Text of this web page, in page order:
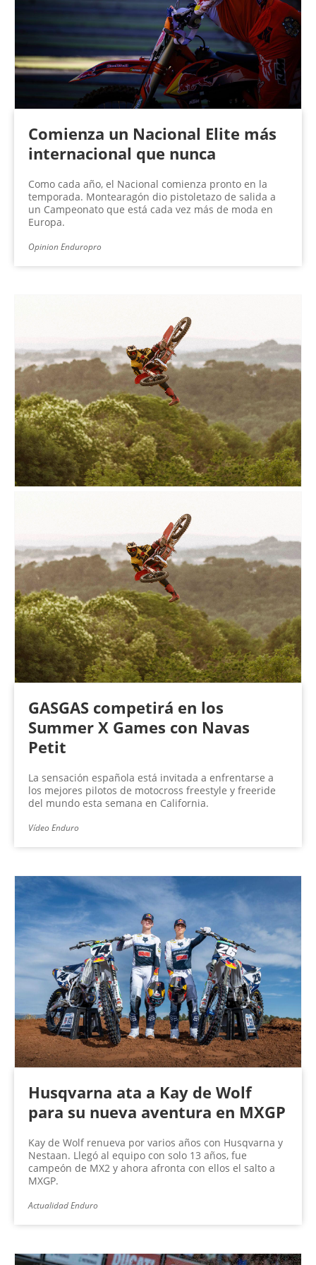
Comienza un Nacional Elite más
internacional que nunca
Como cada año, el Nacional comienza pronto en la
temporada. Montearagón dio pistoletazo de salida a
un Campeonato que está cada vez más de moda en
Europa.
Opinion Enduropro
GASGAS competirá en los
Summer X Games con Navas
Petit
La sensación española está invitada a enfrentarse a
los mejores pilotos de motocross freestyle y freeride
del mundo esta semana en California.
Vídeo Enduro
Husqvarna ata a Kay de Wolf
para su nueva aventura en MXGP
Kay de Wolf renueva por varios años con Husqvarna y
Nestaan. Llegó al equipo con solo 13 años, fue
campeón de MX2 y ahora afronta con ellos el salto a
MXGP.
Actualidad Enduro